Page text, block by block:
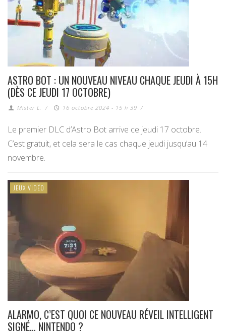
ASTRO BOT : UN NOUVEAU NIVEAU CHAQUE JEUDI À 15H
(DÈS CE JEUDI 17 OCTOBRE)
Mister L. / 16 octobre 2024 - 15 h 39 /
Le premier DLC d’Astro Bot arrive ce jeudi 17 octobre.
C’est gratuit, et cela sera le cas chaque jeudi jusqu’au 14
novembre.
JEUX VIDÉO
ALARMO, C’EST QUOI CE NOUVEAU RÉVEIL INTELLIGENT
SIGNÉ… NINTENDO ?